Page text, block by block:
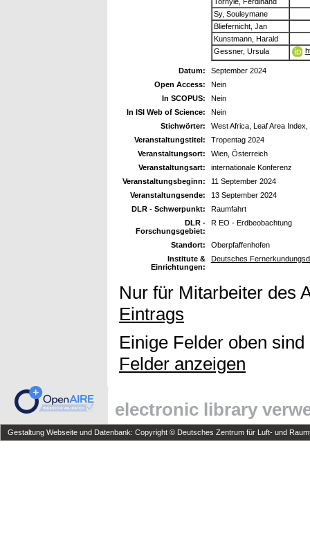
Sy, Souleymane
Bliefernicht, Jan
Kunstmann, Harald
Gessner, Ursula
Datum:
September 2024
Open Access:
Nein
In SCOPUS:
Nein
In ISI Web of Science:
Nein
Stichwörter:
West Africa, Leaf Area
Veranstaltungstitel:
Tropentag 2024
Veranstaltungsort:
Wien, Österreich
Veranstaltungsart:
internationale Konferenz
Veranstaltungsbeginn:
11 September 2024
Veranstaltungsende:
13 September 2024
DLR - Schwerpunkt:
Raumfahrt
DLR -
Forschungsgebiet:
R EO - Erdbeobachtung
Standort:
Oberpfaffenhofen
Institute &
Einrichtungen:
Deutsches
Nur für Mitarbeiter des
Eintrags
Einige Felder oben
Felder anzeigen
electronic library
Gestaltung Webseite und Datenbank: Copyright © Deutsches Zentrum für Luft- und